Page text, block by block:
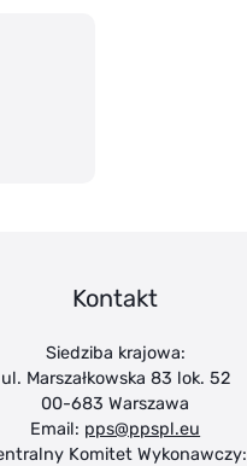
Kontakt
Siedziba krajowa:
ul. Marszałkowska 83 lok. 52
00-683 Warszawa
Email: pps@ppspl.eu
Komitet Wykonawczy: